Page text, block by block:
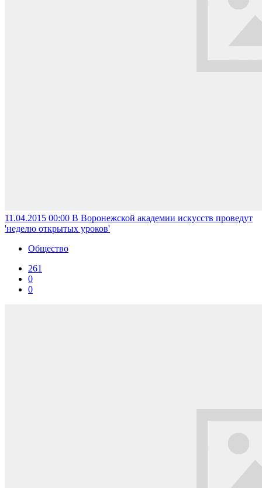
11.04.2015 00:00 В Воронежской академии искусств проведут
'неделю открытых уроков'
Общество
261
0
0